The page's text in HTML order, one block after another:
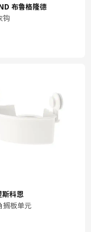
布鲁格隆德
钩
斯科恩
搁板单元